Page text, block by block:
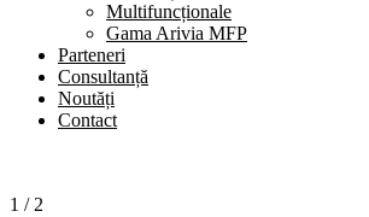
Multifuncționale
Gama Arivia MFP
Parteneri
Consultanță
Noutăți
Contact
1 / 2